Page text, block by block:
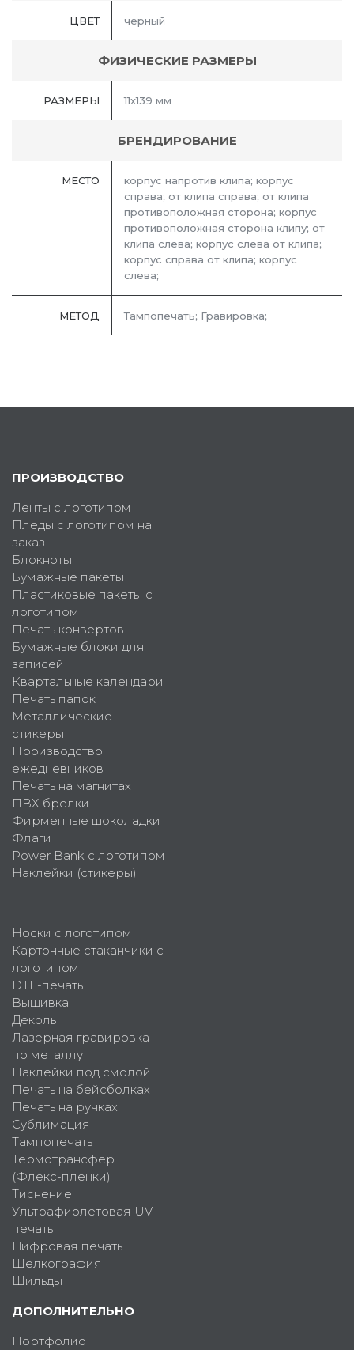
ЦВЕТ черный
ФИЗИЧЕСКИЕ РАЗМЕРЫ
РАЗМЕРЫ 11х139 мм
БРЕНДИРОВАНИЕ
МЕСТО
корпус напротив клипа; корпус
справа; от клипа справа; от клипа
противоположная сторона; корпус
противоположная сторона клипу; от
клипа слева; корпус слева от клипа;
корпус справа от клипа; корпус
слева;
МЕТОД Тампопечать; Гравировка;
ПРОИЗВОДСТВО
Ленты с логотипом
Пледы с логотипом на
заказ
Блокноты
Бумажные пакеты
Пластиковые пакеты с
логотипом
Печать конвертов
Бумажные блоки для
записей
Квартальные календари
Печать папок
Металлические
стикеры
Производство
ежедневников
Печать на магнитах
ПВХ брелки
Фирменные шоколадки
Флаги
Power Bank с логотипом
Наклейки (стикеры)
Носки с логотипом
Картонные стаканчики с
логотипом
DTF-печать
Вышивка
Деколь
Лазерная гравировка
по металлу
Наклейки под смолой
Печать на бейсболках
Печать на ручках
Сублимация
Тампопечать
Термотрансфер
(Флекс-пленки)
Тиснение
Ультрафиолетовая UV-
печать
Цифровая печать
Шелкография
Шильды
ДОПОЛНИТЕЛЬНО
Портфолио